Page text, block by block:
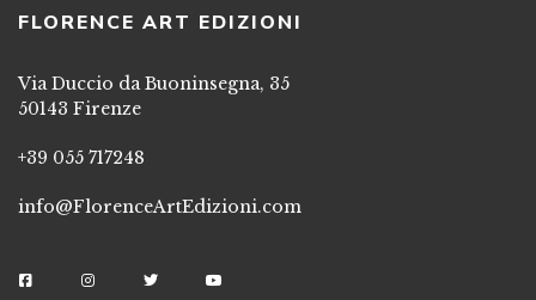
FLORENCE ART EDIZIONI
Via Duccio da Buoninsegna, 35
50143 Firenze
+39 055 717248
info@FlorenceArtEdizioni.com